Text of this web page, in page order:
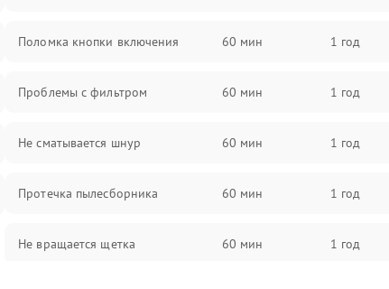
Поломка кнопки включения 60 мин 1 год
Проблемы с фильтром 60 мин 1 год
Не сматывается шнур 60 мин 1 год
Протечка пылесборника 60 мин 1 год
Не вращается щетка 60 мин 1 год